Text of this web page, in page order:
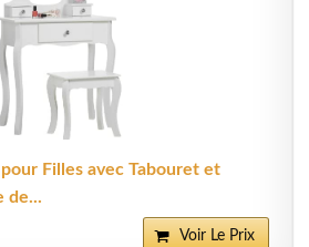
Filles avec Tabouret et
de...
Voir Le Prix